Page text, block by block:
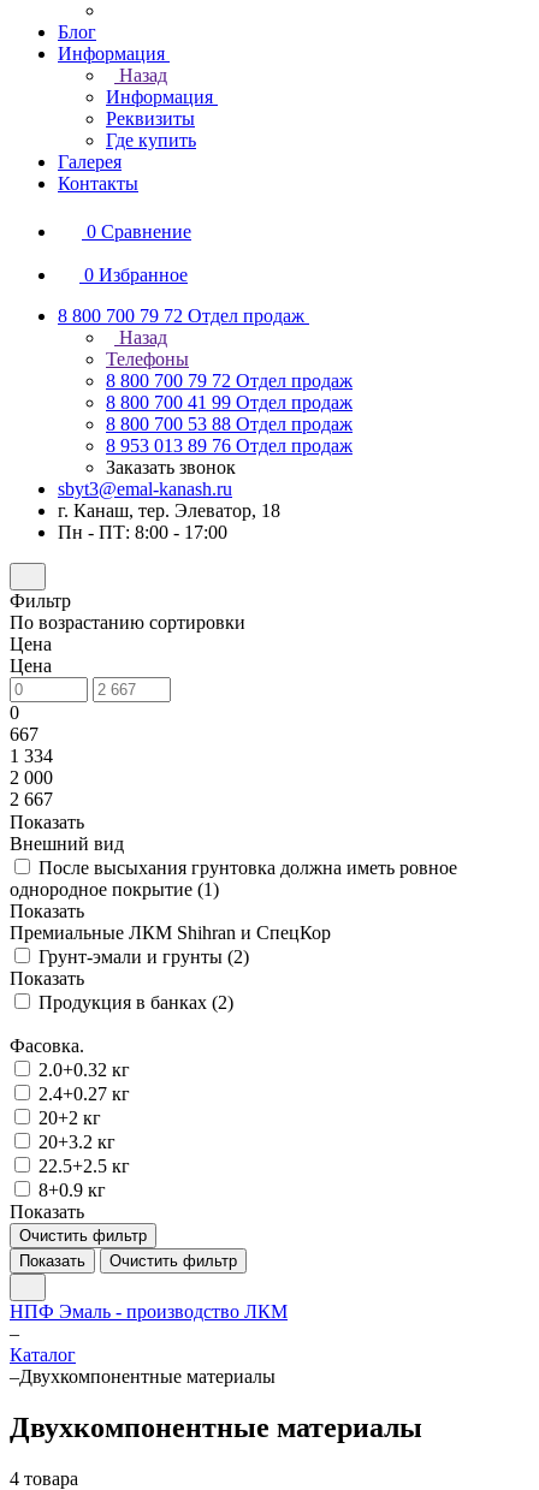
Блог
Информация
Назад
Информация
Реквизиты
Где купить
Галерея
Контакты
0 Сравнение
0 Избранное
8 800 700 79 72 Отдел продаж
Назад
Телефоны
8 800 700 79 72 Отдел продаж
8 800 700 41 99 Отдел продаж
8 800 700 53 88 Отдел продаж
8 953 013 89 76 Отдел продаж
Заказать звонок
sbyt3@emal-kanash.ru
г. Канаш, тер. Элеватор, 18
Пн - ПТ: 8:00 - 17:00
Фильтр
По возрастанию сортировки
Цена
Цена
0
667
1 334
2 000
2 667
Показать
Внешний вид
После высыхания грунтовка должна иметь ровное
однородное покрытие (1)
Показать
Премиальные ЛКМ Shihran и СпецКор
Грунт-эмали и грунты (2)
Показать
Продукция в банках (2)
Фасовка.
2.0+0.32 кг
2.4+0.27 кг
20+2 кг
20+3.2 кг
22.5+2.5 кг
8+0.9 кг
Показать
Очистить фильтр
Показать
Очистить фильтр
НПФ Эмаль - производство ЛКМ
–
Каталог
–Двухкомпонентные материалы
Двухкомпонентные материалы
4 товара